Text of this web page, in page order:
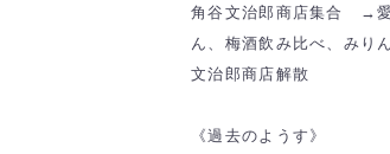
角谷文治郎商店集合 →
ん、梅酒飲み比べ、み
文治郎商店解散
《過去のようす》